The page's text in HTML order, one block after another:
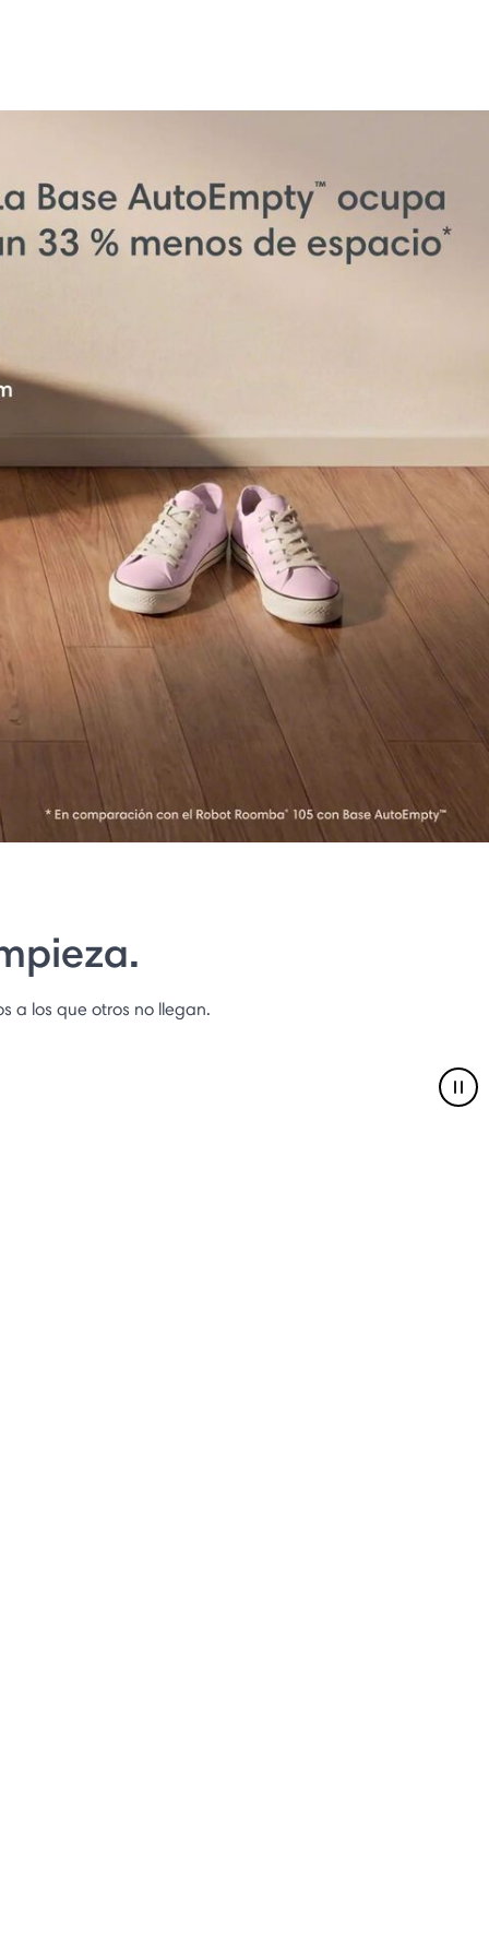
a los que otros no llegan.